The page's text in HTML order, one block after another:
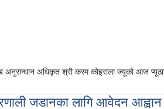
अधिकृत श्री करम कोइराला ज्यूको आज प्यूठान
जडानका लागि आवेदन